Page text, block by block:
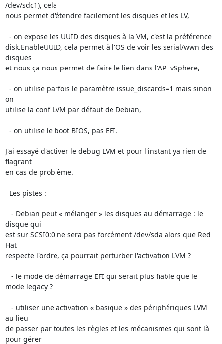
/dev/sdc1), cela
nous permet d'étendre facilement les disques et les LV,
disk.EnableUUID, cela permet à l'OS de voir les serial/wwn des
disques
et nous ça nous permet de faire le lien dans l'API vSphere,
on
utilise la conf LVM par défaut de Debian,
J'ai essayé d'activer le debug LVM et pour l'instant ya rien de
flagrant
en cas de problème.
disque qui
est sur SCSI0:0 ne sera pas forcément /dev/sda alors que Red
Hat
respecte l'ordre, ça pourrait perturber l'activation LVM ?
mode legacy ?
au lieu
de passer par toutes les règles et les mécanismes qui sont là
pour gérer